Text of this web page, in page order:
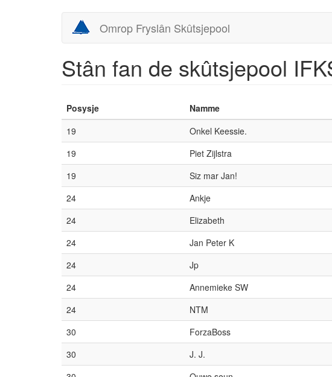
Omrop Fryslân Skûtsjepool
Stân fan de skûtsjepool
Posysje Namme
19
Onkel Keessie.
19
Piet Zijlstra
19
Siz mar Jan!
24
Ankje
24
Elizabeth
24
Jan Peter K
24
Jp
24
Annemieke SW
24
NTM
30
ForzaBoss
30
J. J.